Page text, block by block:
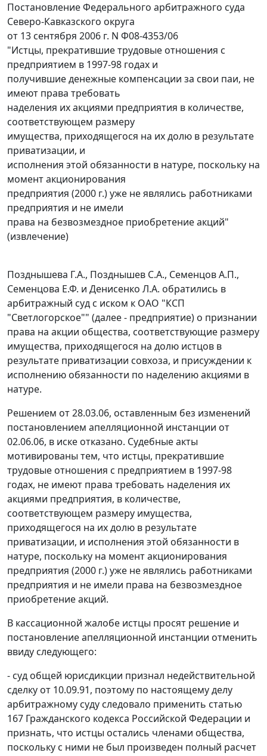
Постановление Федерального арбитражного суда
Северо-Кавказского округа
от 13 сентября 2006 г. N Ф08-4353/06
"Истцы, прекратившие трудовые отношения с
предприятием в 1997-98 годах и
получившие денежные компенсации за свои паи, не
имеют права требовать
наделения их акциями предприятия в количестве,
соответствующем размеру
имущества, приходящегося на их долю в результате
приватизации, и
исполнения этой обязанности в натуре, поскольку на
момент акционирования
предприятия (2000 г.) уже не являлись работниками
предприятия и не имели
права на безвозмездное приобретение акций"
(извлечение)
Позднышева Г.А., Позднышев С.А., Семенцов А.П.,
Семенцова Е.Ф. и Денисенко Л.А. обратились в
арбитражный суд с иском к ОАО "КСП
"Светлогорское"" (далее - предприятие) о признании
права на акции общества, соответствующие размеру
имущества, приходящегося на долю истцов в
результате приватизации совхоза, и присуждении к
исполнению обязанности по наделению акциями в
натуре.
Решением от 28.03.06, оставленным без изменений
постановлением апелляционной инстанции от
02.06.06, в иске отказано. Судебные акты
мотивированы тем, что истцы, прекратившие
трудовые отношения с предприятием в 1997-98
годах, не имеют права требовать наделения их
акциями предприятия, в количестве,
соответствующем размеру имущества,
приходящегося на их долю в результате
приватизации, и исполнения этой обязанности в
натуре, поскольку на момент акционирования
предприятия (2000 г.) уже не являлись работниками
предприятия и не имели права на безвозмездное
приобретение акций.
В кассационной жалобе истцы просят решение и
постановление апелляционной инстанции отменить
ввиду следующего:
- суд общей юрисдикции признал недействительной
сделку от 10.09.91, поэтому по настоящему делу
арбитражному суду следовало применить статью
167 Гражданского кодекса Российской Федерации и
признать, что истцы остались членами общества,
поскольку с ними не был произведен полный расчет